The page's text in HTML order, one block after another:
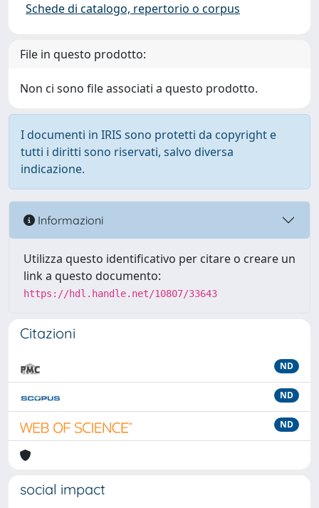
Schede di catalogo, repertorio o corpus
File in questo prodotto:
Non ci sono file associati a questo prodotto.
I documenti in IRIS sono protetti da copyright e
tutti i diritti sono riservati, salvo diversa
indicazione.
Informazioni
Utilizza questo identificativo per citare o creare un
link a questo documento:
https://hdl.handle.net/10807/33643
Citazioni
ND
ND
ND
social impact